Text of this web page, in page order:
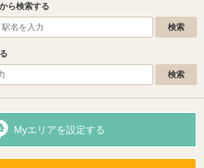
ら検索する
Myエリアを設定する